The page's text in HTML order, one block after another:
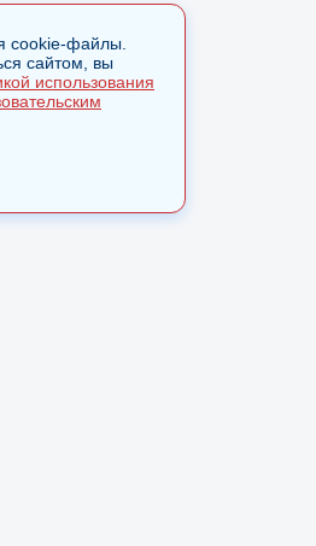
cookie-файлы.
сайтом, вы
использования